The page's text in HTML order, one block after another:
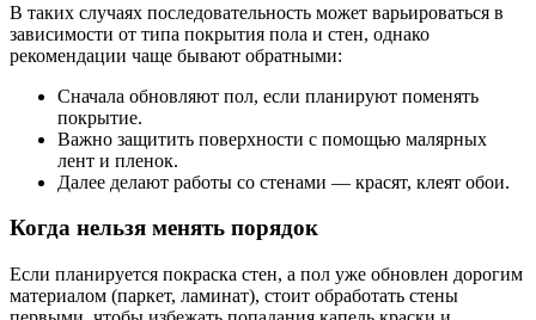
В таких случаях последовательность может варьироваться в
зависимости от типа покрытия пола и стен, однако
рекомендации чаще бывают обратными:
Сначала обновляют пол, если планируют поменять
покрытие.
Важно защитить поверхности с помощью малярных
лент и пленок.
Далее делают работы со стенами — красят, клеят обои.
Когда нельзя менять порядок
Если планируется покраска стен, а пол уже обновлен дорогим
материалом (паркет, ламинат), стоит обработать стены